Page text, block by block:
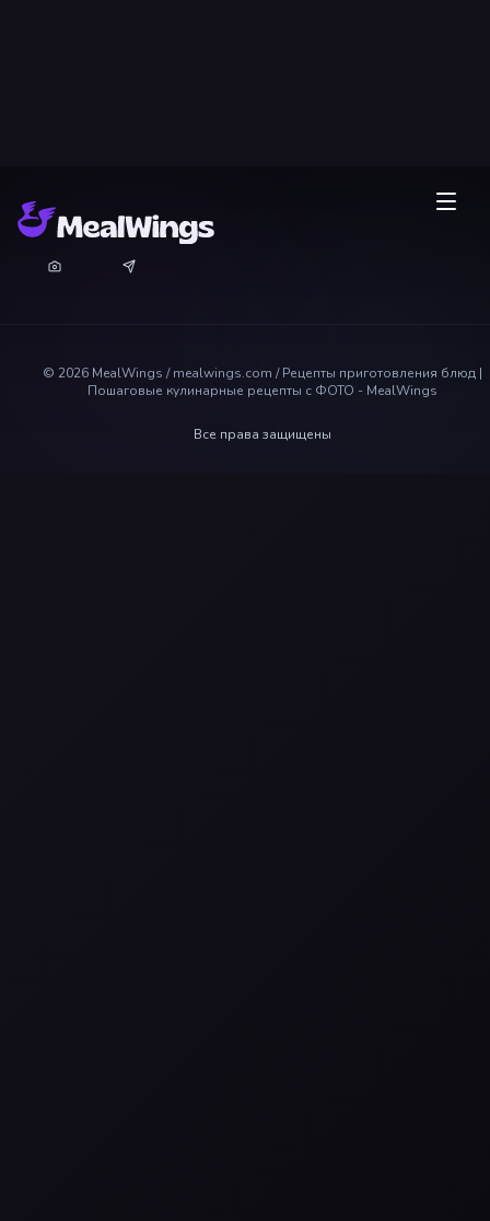
© 2026 MealWings / mealwings.com /Рецепты приготовления блюд |
Пошаговые кулинарные рецепты с ФОТО - MealWings
Все права защищены